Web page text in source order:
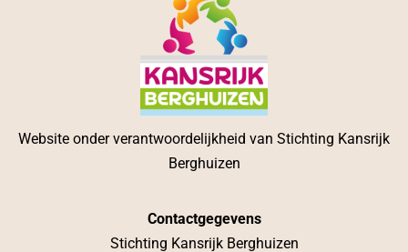
Website onder verantwoordelijkheid van Stichting Kansrijk
Berghuizen
Contactgegevens
Stichting Kansrijk Berghuizen